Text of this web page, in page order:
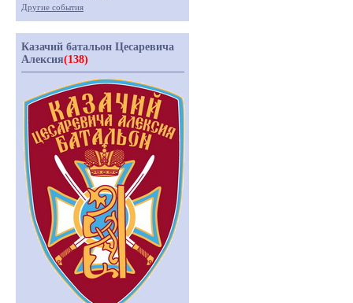
Другие события
Казачий батальон Цесаревича
Алексия(138)